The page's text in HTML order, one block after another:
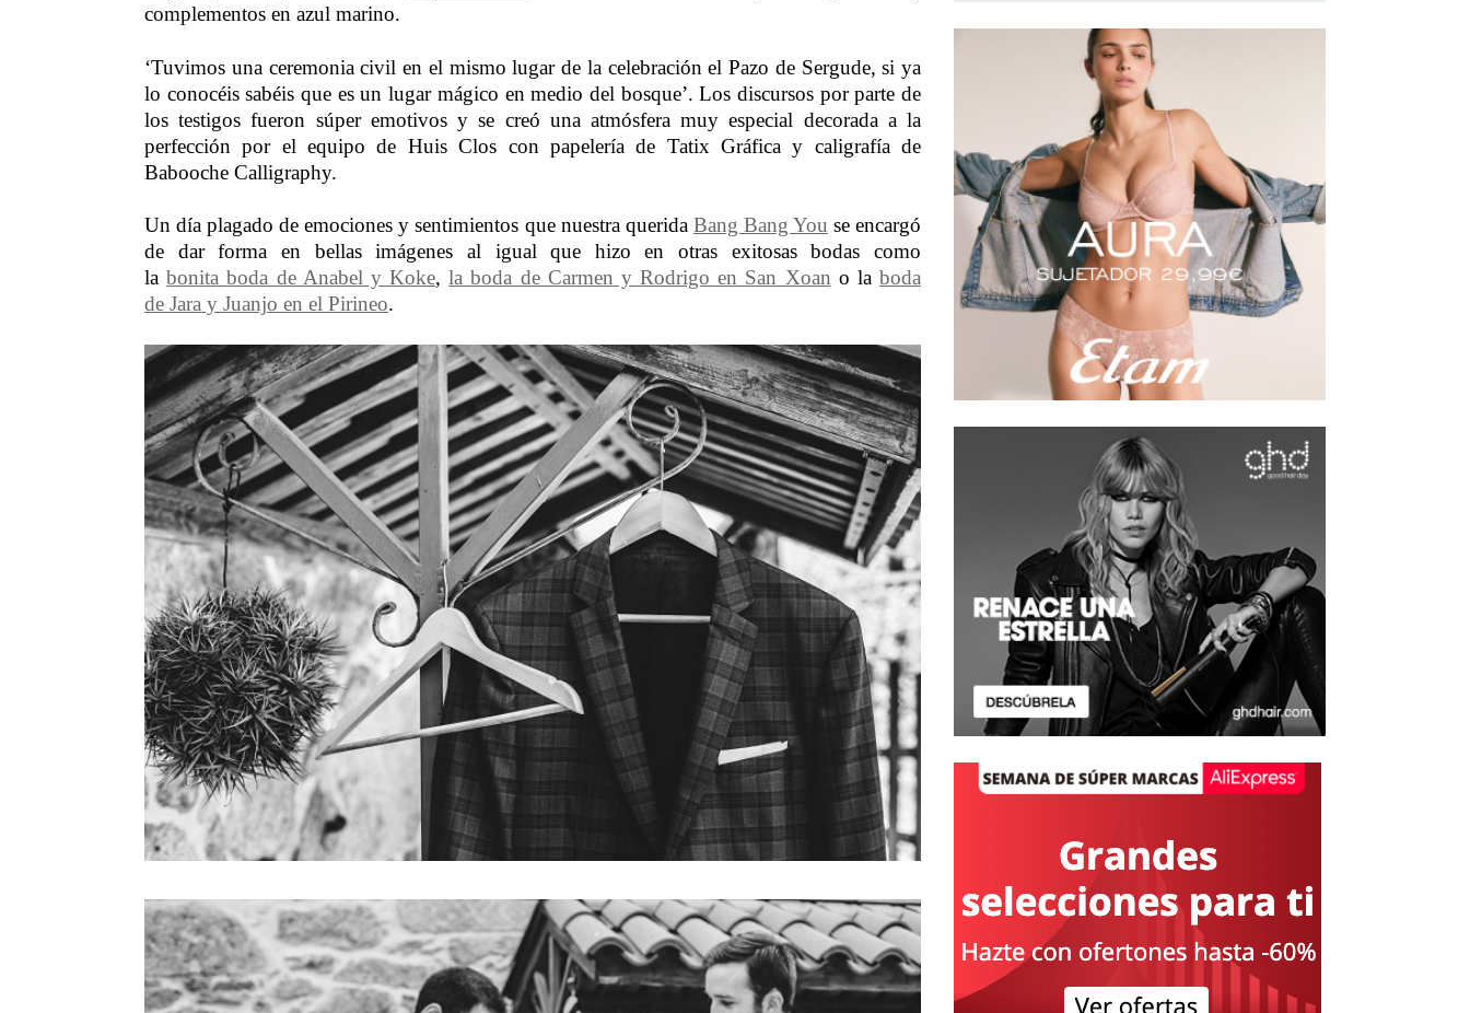
complementos en azul marino.
‘Tuvimos una ceremonia civil en el mismo lugar de la celebración el Pazo de Sergude, si ya
lo conocéis sabéis que es un lugar mágico en medio del bosque’. Los discursos por parte de
los testigos fueron súper emotivos y se creó una atmósfera muy especial decorada a la
perfección por el equipo de Huis Clos con papelería de Tatix Gráfica y caligrafía de
Babooche Calligraphy.
Un día plagado de emociones y sentimientos que nuestra querida Bang Bang You se encargó
de dar forma en bellas imágenes al igual que hizo en otras exitosas bodas como
labonita boda de Anabel y Koke,la boda de Carmen y Rodrigo en San Xoan o laboda
de Jara y Juanjo en el Pirineo.